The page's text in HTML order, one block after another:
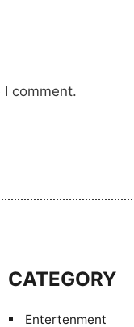
comment.
CATEGORY
Entertenment